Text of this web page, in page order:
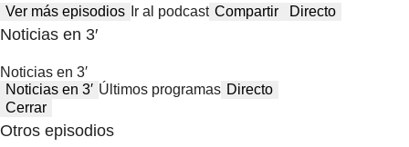
Ver más episodios Ir al podcast Compartir Directo
Noticias en 3′
Noticias en 3′
Noticias en 3′ Últimos programas Directo
Cerrar
Otros episodios